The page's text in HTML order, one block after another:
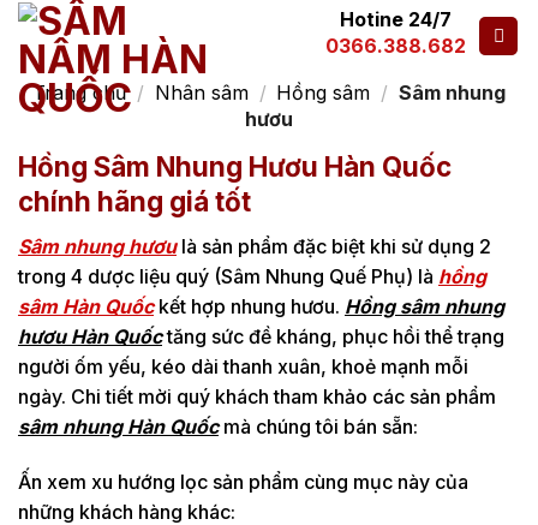
Hotine 24/7
0366.388.682
Trang chủ / Nhân sâm / Hồng sâm / Sâm nhung
hươu
Hồng Sâm Nhung Hươu Hàn Quốc
chính hãng giá tốt
Sâm nhung hươulà sản phẩm đặc biệt khi sử dụng 2
trong 4 dược liệu quý (Sâm Nhung Quế Phụ) là hồng
sâm Hàn Quốckết hợp nhung hươu. Hồng sâm nhung
hươu Hàn Quốctăng sức đề kháng, phục hồi thể trạng
người ốm yếu, kéo dài thanh xuân, khoẻ mạnh mỗi
ngày. Chi tiết mời quý khách tham khảo các sản phẩm
sâm nhung Hàn Quốcmà chúng tôi bán sẵn:
Ấn xem xu hướng lọc sản phẩm cùng mục này của
những khách hàng khác: